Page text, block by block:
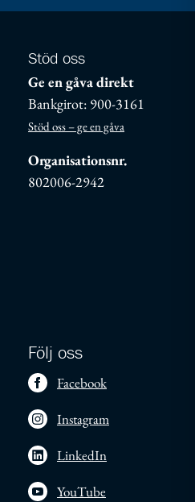
Stöd oss
Ge en gåva direkt
Bankgirot: 900-3161
Stöd oss – ge en gåva
Organisationsnr.
802006-2942
Följ oss
Facebook
Instagram
LinkedIn
YouTube